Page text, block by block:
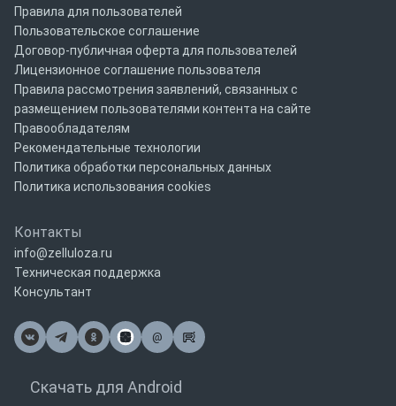
Правила для пользователей
Пользовательское соглашение
Договор-публичная оферта для пользователей
Лицензионное соглашение пользователя
Правила рассмотрения заявлений, связанных с
размещением пользователями контента на сайте
Правообладателям
Рекомендательные технологии
Политика обработки персональных данных
Политика использования cookies
Контакты
info@zelluloza.ru
Техническая поддержка
Консультант
@
Почта
Скачать для Android